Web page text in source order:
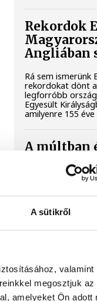
A sütikről
valamint
megosztjuk az
amelyeket Ön adott
Rekordok
Angliában
Rá sem ismerünk
rekordokat dönt
legforróbb
Egyesült
amilyenre 155
A múltban
hoz a
Újra kilátszik a
felbukkanása
pedig a
hívja fel a
Magyar
Jelenleg stabil
erőmű